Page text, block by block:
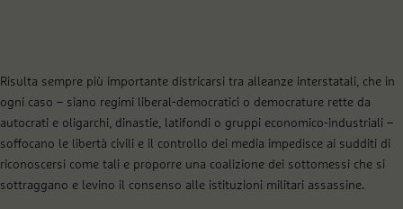
Risulta sempre più importante districarsi tra alleanze interstatali, che in
ogni caso – siano regimi liberal-democratici o democrature rette da
autocrati e oligarchi, dinastie, latifondi o gruppi economico-industriali –
soffocano le libertà civili e il controllo dei media impedisce ai sudditi di
riconoscersi come tali e proporre una coalizione dei sottomessi che si
sottraggano e levino il consenso alle istituzioni militari assassine.